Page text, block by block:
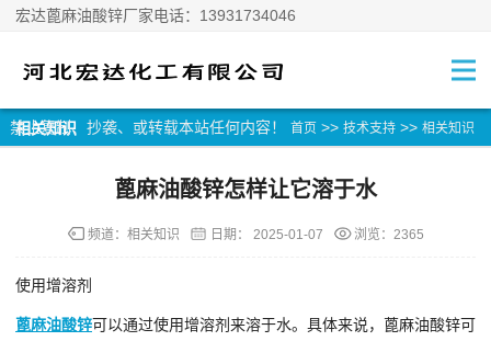
宏达蓖麻油酸锌厂家电话：13931734046
禁止复制、抄袭、或转载本站任何内容！ 首页 >> 技术支持 >> 相关知识
相关知识
蓖麻油酸锌怎样让它溶于水
频道： 相关知识 日期： 2025-01-07 浏览：2365
使用增溶剂
‌蓖麻油酸锌可以通过使用增溶剂来溶于水‌。具体来说，蓖麻油酸锌可